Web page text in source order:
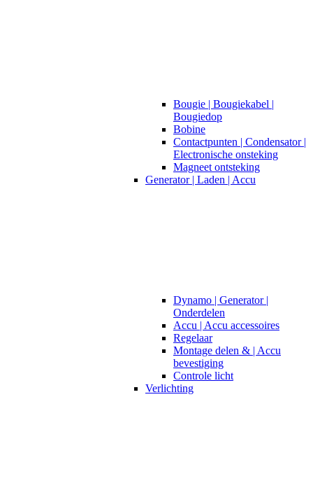
Bougie | Bougiekabel |
Bougiedop
Bobine
Contactpunten | Condensator |
Electronische onsteking
Magneet ontsteking
Generator | Laden | Accu
Dynamo | Generator |
Onderdelen
Accu | Accu accessoires
Regelaar
Montage delen & | Accu
bevestiging
Controle licht
Verlichting